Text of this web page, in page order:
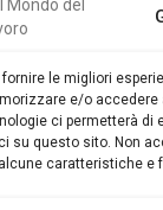
fornire le migliori
e/o accedere
ci permetterà di
su questo sito. Non
caratteristiche e
di
a
per il
risorsa
visione